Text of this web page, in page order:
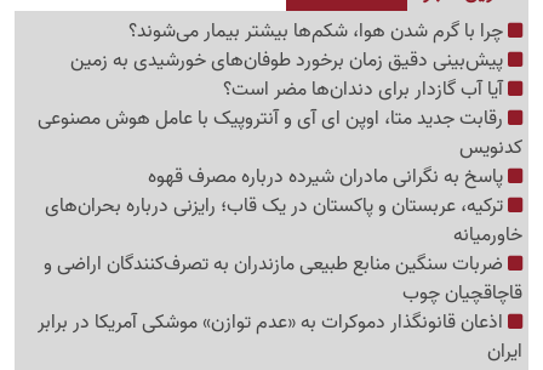
چرا با گرم شدن هوا، شکم‌ها بیشتر بیمار می‌شوند؟
پیش‌بینی دقیق زمان برخورد طوفان‌های خورشیدی به زمین
آیا آب گازدار برای دندان‌ها مضر است؟
رقابت جدید متا، اوپن ای آی و آنتروپیک با عامل هوش مصنوعی
کدنویس
پاسخ به نگرانی مادران شیرده درباره مصرف قهوه
ترکیه، عربستان و پاکستان در یک قاب؛ رایزنی درباره بحران‌های
خاورمیانه
ضربات سنگین منابع طبیعی مازندران به تصرف‌کنندگان اراضی و
قاچاقچیان چوب
اذعان قانونگذار دموکرات به «عدم توازن» موشکی آمریکا در برابر
ایران